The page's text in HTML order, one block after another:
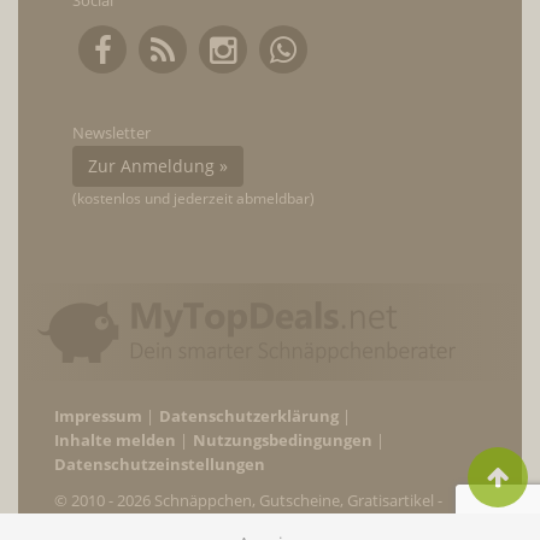
Newsletter
Zur Anmeldung »
(kostenlos und jederzeit abmeldbar)
Impressum
Datenschutzerklärung
Inhalte melden
Nutzungsbedingungen
Datenschutzeinstellungen
© 2010 - 2026 Schnäppchen, Gutscheine, Gratisartikel -